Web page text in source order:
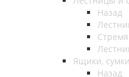
Назад
Ящики,
Назад